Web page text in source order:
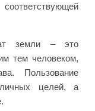
земли – это
тем человеком,
Пользование
личных целей, а